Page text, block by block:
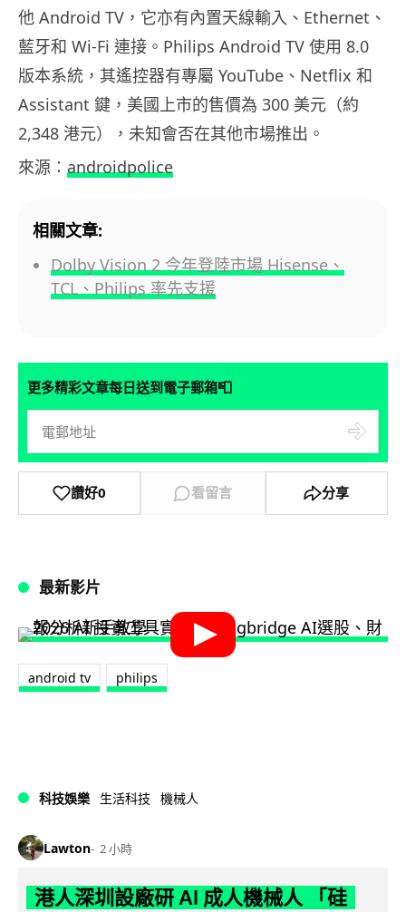
他 Android TV，它亦有內置天線輸入、Ethernet、
藍牙和 Wi-Fi 連接。Philips Android TV 使用 8.0
版本系統，其遙控器有專屬 YouTube、Netflix 和
Assistant 鍵，美國上市的售價為 300 美元（約
2,348 港元），未知會否在其他市場推出。
來源： androidpolice
相關文章:
Dolby Vision 2 今年登陸市場 Hisense、
TCL、Philips 率先支援
更多精彩文章每日送到電子郵箱📮
讚好0 看留言 分享
最新影片
android tv philips
科技娛樂 生活科技 機械人
Lawton 2 小時
港人深圳設廠研 AI 成人機械人 「硅